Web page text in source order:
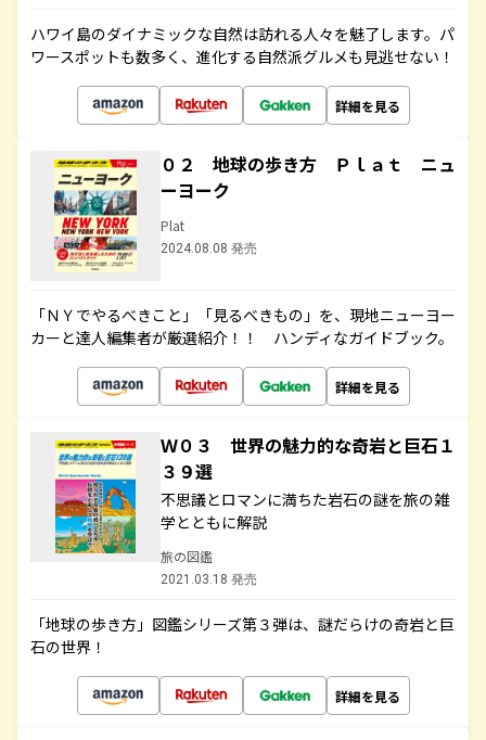
ハワイ島のダイナミックな自然は訪れる人々を魅了します。パ
ワースポットも数多く、進化する自然派グルメも見逃せない！
詳細を見る
０２ 地球の歩き方 Ｐｌａｔ ニュ
ーヨーク
Plat
2024.08.08 発売
「ＮＹでやるべきこと」「見るべきもの」を、現地ニューヨー
カーと達人編集者が厳選紹介！！ ハンディなガイドブック。
詳細を見る
Ｗ０３ 世界の魅力的な奇岩と巨石１
３９選
不思議とロマンに満ちた岩石の謎を旅の雑
学とともに解説
旅の図鑑
2021.03.18 発売
「地球の歩き方」図鑑シリーズ第３弾は、謎だらけの奇岩と巨
石の世界！
詳細を見る